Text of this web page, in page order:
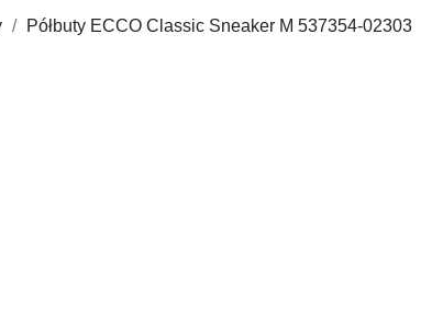
Półbuty ECCO Classic Sneaker M 537354-02303